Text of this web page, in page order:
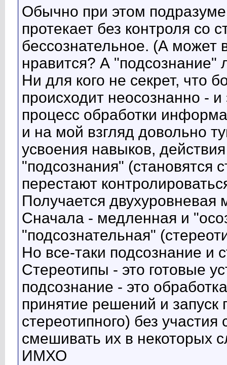
Обычно при этом
протекает без контроля со
бессознательное. (А
нравится? А "подсознание"
Ни для кого не секрет, что
происходит неосознанно -
процесс обработки
и на мой взгляд довольно
усвоения навыков,
"подсознания"
перестают
Получается
Сначала - медленная и
"подсознательная"
Но все-таки подсознание и
Стереотипы - это готовые
подсознание - это
принятие решений и запуск
стереотипного) без
смешивать их в некоторых
ИМХО